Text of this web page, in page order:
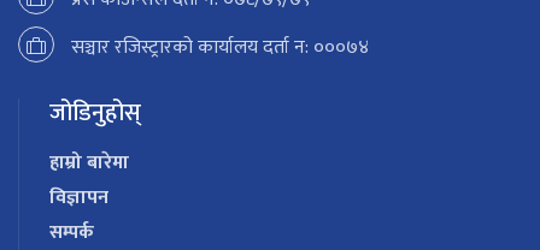
सञ्चार रजिस्ट्रारको कार्यालय दर्ता न: ०००७४
जोडिनुहोस्
हाम्रो बारेमा
विज्ञापन
सम्पर्क